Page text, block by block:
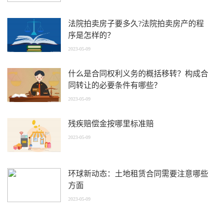
法院拍卖房子要多久?法院拍卖房产的程
序是怎样的？
2023-05-09
什么是合同权利义务的概括移转？构成合
同转让的必要条件有哪些？
2023-05-09
残疾赔偿金按哪里标准赔
2023-05-09
环球新动态：土地租赁合同需要注意哪些
方面
2023-05-09